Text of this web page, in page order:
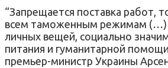
“Запрещается поставка работ,
всем таможенным режимам (…)
личных вещей, социально
питания и гуманитарной
премьер-министр Украины